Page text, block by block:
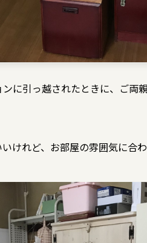
に引っ越されたときに、ご両
けれど、お部屋の雰囲気に合